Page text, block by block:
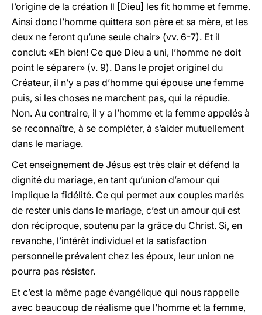
l’origine de la création Il [Dieu] les fit homme et femme.
Ainsi donc l’homme quittera son père et sa mère, et les
deux ne feront qu’une seule chair» (vv. 6-7). Et il
conclut: «Eh bien! Ce que Dieu a uni, l’homme ne doit
point le séparer» (v. 9). Dans le projet originel du
Créateur, il n’y a pas d’homme qui épouse une femme
puis, si les choses ne marchent pas, qui la répudie.
Non. Au contraire, il y a l’homme et la femme appelés à
se reconnaître, à se compléter, à s’aider mutuellement
dans le mariage.
Cet enseignement de Jésus est très clair et défend la
dignité du mariage, en tant qu’union d’amour qui
implique la fidélité. Ce qui permet aux couples mariés
de rester unis dans le mariage, c’est un amour qui est
don réciproque, soutenu par la grâce du Christ. Si, en
revanche, l’intérêt individuel et la satisfaction
personnelle prévalent chez les époux, leur union ne
pourra pas résister.
Et c’est la même page évangélique qui nous rappelle
avec beaucoup de réalisme que l’homme et la femme,